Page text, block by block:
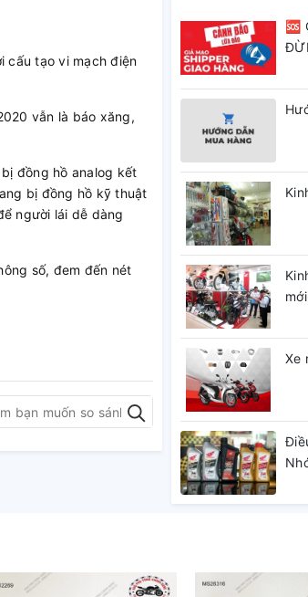
cấu tạo vi mạch điện
vẫn là báo xăng,
đồng hồ analog kết
bị đồng hồ kỹ thuật
người lái dễ dàng
số, đem đến nét
những sản phẩm
🆘
Xe